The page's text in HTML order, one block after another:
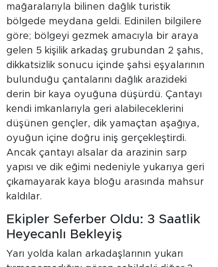
mağaralarıyla bilinen dağlık turistik
bölgede meydana geldi. Edinilen bilgilere
göre; bölgeyi gezmek amacıyla bir araya
gelen 5 kişilik arkadaş grubundan 2 şahıs,
dikkatsizlik sonucu içinde şahsi eşyalarının
bulunduğu çantalarını dağlık arazideki
derin bir kaya oyuğuna düşürdü. Çantayı
kendi imkanlarıyla geri alabileceklerini
düşünen gençler, dik yamaçtan aşağıya,
oyuğun içine doğru iniş gerçekleştirdi.
Ancak çantayı alsalar da arazinin sarp
yapısı ve dik eğimi nedeniyle yukarıya geri
çıkamayarak kaya bloğu arasında mahsur
kaldılar.
Ekipler Seferber Oldu: 3 Saatlik
Heyecanlı Bekleyiş
Yarı yolda kalan arkadaşlarının yukarı